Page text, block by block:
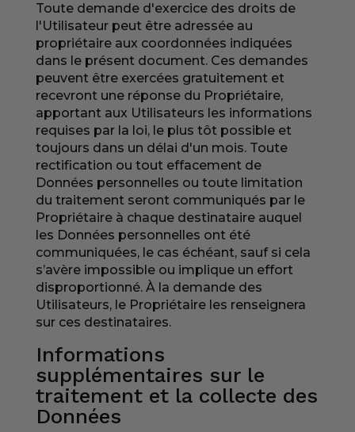
Toute demande d'exercice des droits de
l'Utilisateur peut être adressée au
propriétaire aux coordonnées indiquées
dans le présent document. Ces demandes
peuvent être exercées gratuitement et
recevront une réponse du Propriétaire,
apportant aux Utilisateurs les informations
requises par la loi, le plus tôt possible et
toujours dans un délai d'un mois. Toute
rectification ou tout effacement de
Données personnelles ou toute limitation
du traitement seront communiqués par le
Propriétaire à chaque destinataire auquel
les Données personnelles ont été
communiquées, le cas échéant, sauf si cela
s’avère impossible ou implique un effort
disproportionné. À la demande des
Utilisateurs, le Propriétaire les renseignera
sur ces destinataires.
Informations
supplémentaires sur le
traitement et la collecte des
Données